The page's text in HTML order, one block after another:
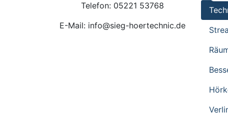
Telefon: 05221 53768
E-Mail: info@sieg-hoertechnic.de